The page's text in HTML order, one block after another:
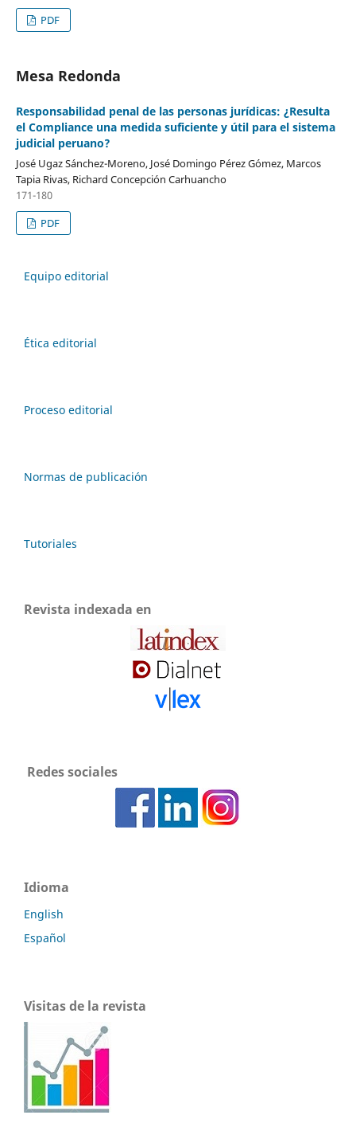
PDF
Mesa Redonda
Responsabilidad penal de las personas jurídicas: ¿Resulta
el Compliance una medida suficiente y útil para el sistema
judicial peruano?
José Ugaz Sánchez-Moreno, José Domingo Pérez Gómez, Marcos
Tapia Rivas, Richard Concepción Carhuancho
171-180
PDF
Equipo editorial
Ética editorial
Proceso editorial
Normas de publicación
Tutoriales
Revista indexada en
Redes sociales
Idioma
English
Español
Visitas de la revista